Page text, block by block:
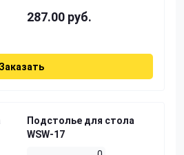
287.00 руб.
Заказать
Подстолье для стола
WSW-17